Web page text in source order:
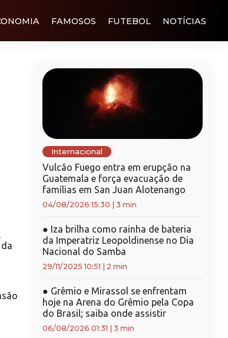
FAMOSOS FUTEBOL NOTÍCIAS
Internacional
Vulcão Fuego entra em erupção na
Guatemala e força evacuação de
famílias em San Juan Alotenango
04/08/2026 15:30 3 min
● Iza brilha como rainha de bateria
da Imperatriz Leopoldinense no Dia
Nacional do Samba
29/11/2025 10:51 2 min
● Grêmio e Mirassol se enfrentam
hoje na Arena do Grêmio pela Copa
do Brasil; saiba onde assistir
06/08/2026 01:31 3 min